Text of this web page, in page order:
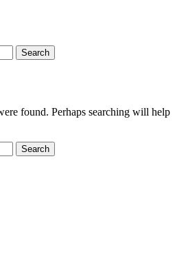
Search
found. Perhaps searching will help
Search